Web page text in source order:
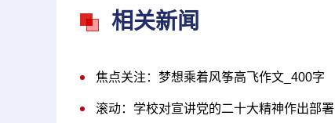
相关新闻
焦点关注：梦想乘着风筝高飞作文_400字
滚动：学校对宣讲党的二十大精神作出部署